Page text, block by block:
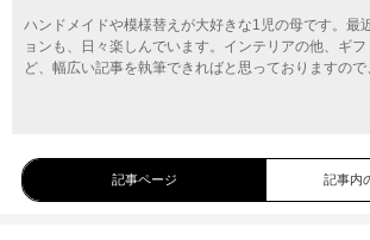
ハンドメイドや模様替えが大好きな1児の母です。最
ョンも、日々楽しんでいます。インテリアの他、ギ
ど、幅広い記事を執筆できればと思っておりますの
記事ページ 記事内